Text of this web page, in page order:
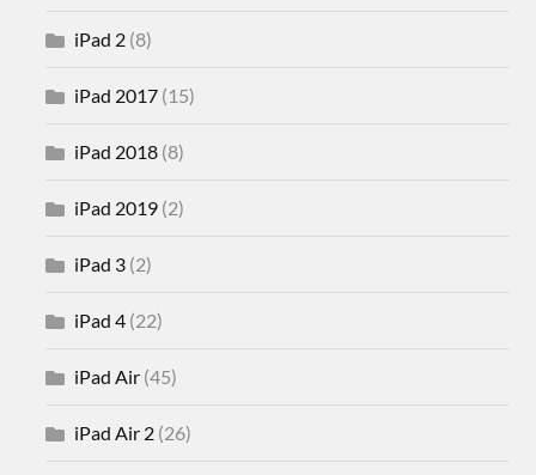
iPad 2 (8)
iPad 2017 (15)
iPad 2018 (8)
iPad 2019 (2)
iPad 3 (2)
iPad 4 (22)
iPad Air (45)
iPad Air 2 (26)